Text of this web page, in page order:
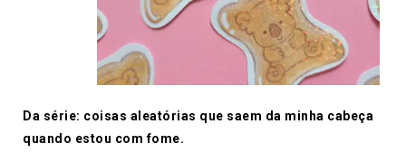
Da série: coisas aleatórias que saem da minha cabeça
quando estou com fome.